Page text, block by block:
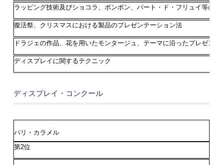
ラッピング技術及びショコラ、ボンボン、パート・ド・フリュイ等の
復活祭、クリスマスにおける製品のプレゼンテーション法
ドラジェの作品、花を用いたモンタージュ、テーマに沿ったプレゼンテ
ディスプレイに関するテクニック
ディスプレイ・コンクール
パリ・カラメル
第2位